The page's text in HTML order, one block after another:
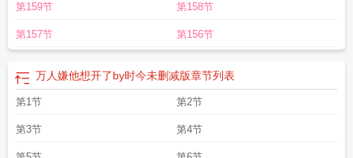
第159节 第158节
第157节 第156节
万人嫌他想开了by时今未删减版章节列表
第1节 第2节
第3节 第4节